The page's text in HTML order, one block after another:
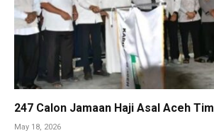
247 Calon Jamaan Haji Asal Aceh
May 18, 2026